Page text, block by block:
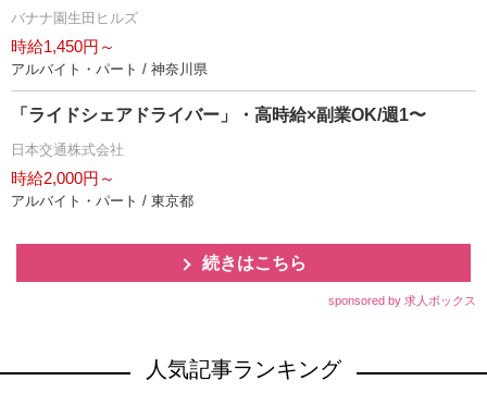
バナナ園生田ヒルズ
時給1,450円～
アルバイト・パート / 神奈川県
「ライドシェアドライバー」・高時給×副業OK/週1〜
日本交通株式会社
時給2,000円～
アルバイト・パート / 東京都
続きはこちら
sponsored by 求人ボックス
人気記事ランキング